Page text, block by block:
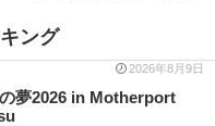
ング
2026年8月9日
夢2026 in Motherport